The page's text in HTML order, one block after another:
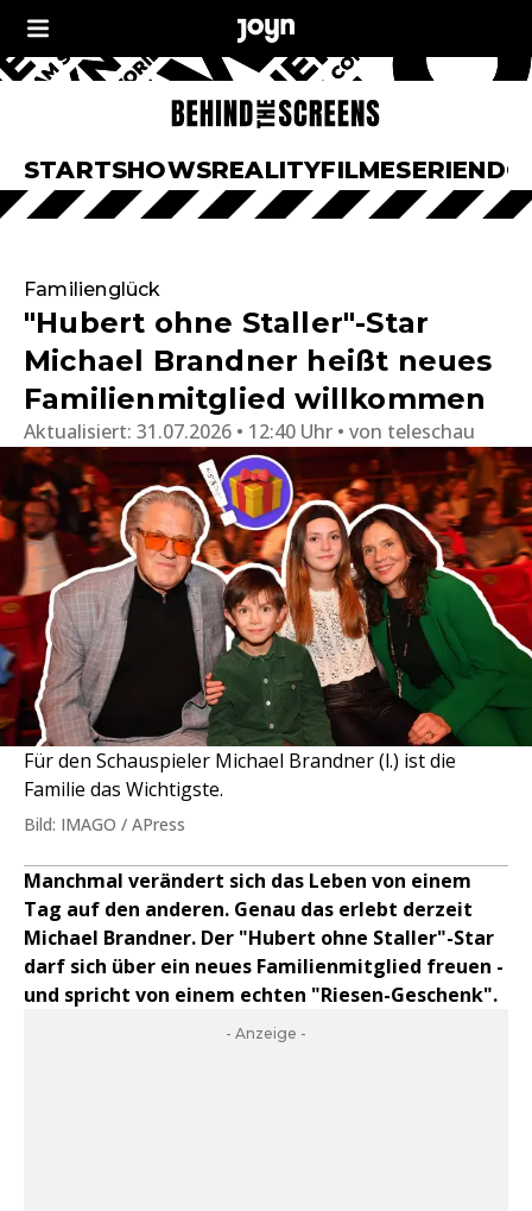
STARTSHOWSREALITYFILMESERIEN
Familienglück
"Hubert ohne Staller"-Star
Michael Brandner heißt neues
Familienmitglied willkommen
Aktualisiert: 31.07.2026 • 12:40 Uhr von teleschau
Für den Schauspieler Michael Brandner (l.) ist die
Familie das Wichtigste.
Bild: IMAGO / APress
Manchmal verändert sich das Leben von einem
Tag auf den anderen. Genau das erlebt derzeit
Michael Brandner. Der "Hubert ohne Staller"-Star
darf sich über ein neues Familienmitglied freuen -
und spricht von einem echten "Riesen-Geschenk".
- Anzeige -